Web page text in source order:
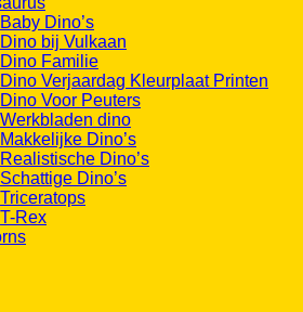
Dino bij Vulkaan
Dino Familie
Dino Verjaardag Kleurplaat Printen
Dino Voor Peuters
Werkbladen dino
Makkelijke Dino’s
Realistische Dino’s
Schattige Dino’s
Triceratops
T-Rex